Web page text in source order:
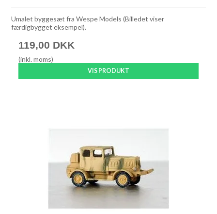
Umalet byggesæt fra Wespe Models (Billedet viser
færdigbygget eksempel).
119,00 DKK
(inkl. moms)
VIS PRODUKT